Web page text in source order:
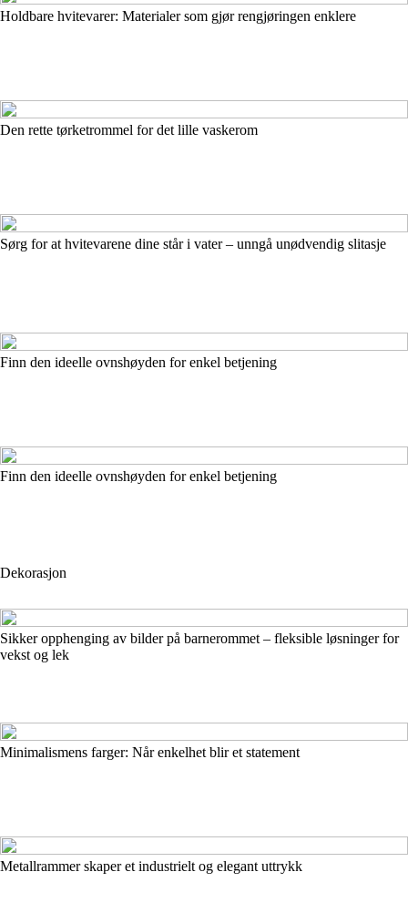
Holdbare hvitevarer: Materialer som gjør rengjøringen enklere
Den rette tørketrommel for det lille vaskerom
Sørg for at hvitevarene dine står i vater – unngå unødvendig slitasje
Finn den ideelle ovnshøyden for enkel betjening
Finn den ideelle ovnshøyden for enkel betjening
Dekorasjon
Sikker opphenging av bilder på barnerommet – fleksible løsninger for
vekst og lek
Minimalismens farger: Når enkelhet blir et statement
Metallrammer skaper et industrielt og elegant uttrykk